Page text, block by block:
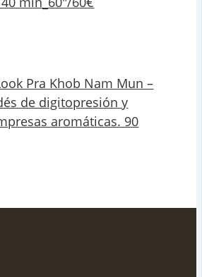
Pra Khob Nam Mun –
de digitopresión y
aromáticas. 90